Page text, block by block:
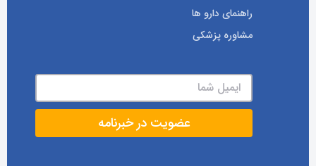
راهنمای دارو ها
مشاوره پزشکی